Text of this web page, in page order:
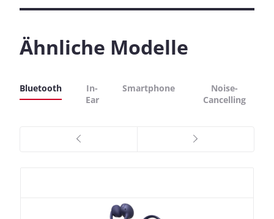
Ähnliche Modelle
Bluetooth
In-
Ear
Smartphone
Noise-
Cancelling